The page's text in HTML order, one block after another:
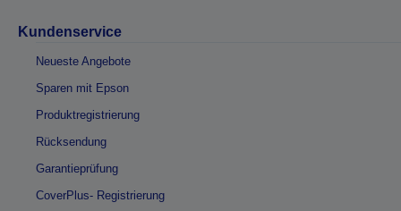
Kundenservice
Neueste Angebote
Sparen mit Epson
Produktregistrierung
Rücksendung
Garantieprüfung
CoverPlus- Registrierung